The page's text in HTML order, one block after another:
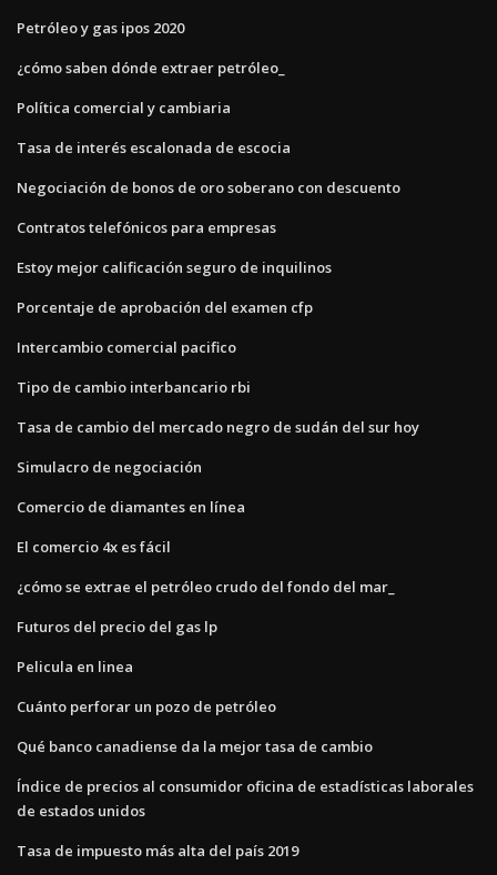
Petróleo y gas ipos 2020
¿cómo saben dónde extraer petróleo_
Política comercial y cambiaria
Tasa de interés escalonada de escocia
Negociación de bonos de oro soberano con descuento
Contratos telefónicos para empresas
Estoy mejor calificación seguro de inquilinos
Porcentaje de aprobación del examen cfp
Intercambio comercial pacifico
Tipo de cambio interbancario rbi
Tasa de cambio del mercado negro de sudán del sur hoy
Simulacro de negociación
Comercio de diamantes en línea
El comercio 4x es fácil
¿cómo se extrae el petróleo crudo del fondo del mar_
Futuros del precio del gas lp
Pelicula en linea
Cuánto perforar un pozo de petróleo
Qué banco canadiense da la mejor tasa de cambio
Índice de precios al consumidor oficina de estadísticas laborales
de estados unidos
Tasa de impuesto más alta del país 2019